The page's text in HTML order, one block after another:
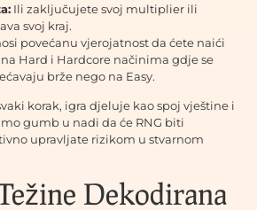
Ili zaključujete svoj multiplier ili
svoj kraj.
povećanu vjerojatnost da ćete naići
Hard i Hardcore načinima gdje se
brže nego na Easy.
korak, igra djeluje kao spoj vještine i
gumb u nadi da će RNG biti
upravljate rizikom u stvarnom
Dekodirana